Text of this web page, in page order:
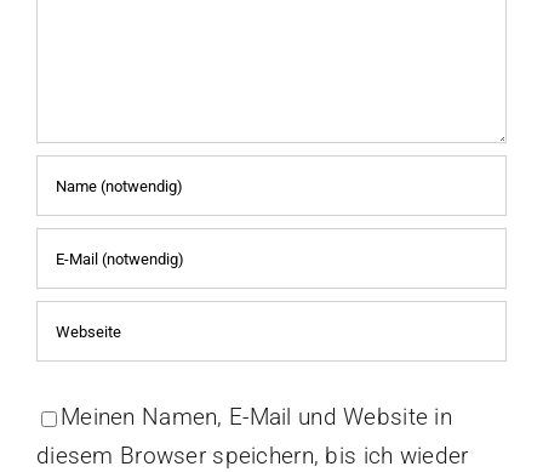
Meinen Namen, E-Mail und Website in
diesem Browser speichern, bis ich wieder